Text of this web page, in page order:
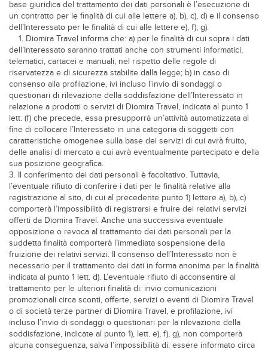
base giuridica del trattamento dei dati personali è l’esecuzione di
un contratto per le finalità di cui alle lettere a), b), c), d) e il consenso
dell’Interessato per le finalità di cui alle lettere e), f), g).
1. Diomira Travel informa che: a) per le finalità di cui sopra i dati
dell’Interessato saranno trattati anche con strumenti informatici,
telematici, cartacei e manuali, nel rispetto delle regole di
riservatezza e di sicurezza stabilite dalla legge; b) in caso di
consenso alla profilazione, ivi incluso l’invio di sondaggi o
questionari di rilevazione della soddisfazione dell’Interessato in
relazione a prodotti o servizi di Diomira Travel, indicata al punto 1
lett. (f) che precede, essa presupporrà un’attività automatizzata al
fine di collocare l’Interessato in una categoria di soggetti con
caratteristiche omogenee sulla base dei servizi di cui avrà fruito,
delle analisi di mercato a cui avrà eventualmente partecipato e della
sua posizione geografica.
3. Il conferimento dei dati personali è facoltativo. Tuttavia,
l’eventuale rifiuto di conferire i dati per le finalità relative alla
registrazione al sito, di cui al precedente punto 1) lettere a), b), c)
comporterà l’impossibilità di registrarsi e fruire dei relativi servizi
offerti da Diomira Travel. Anche una successiva eventuale
opposizione o revoca al trattamento dei dati personali per la
suddetta finalità comporterà l’immediata sospensione della
fruizione dei relativi servizi. Il consenso dell’Interessato non è
necessario per il trattamento dei dati in forma anonima per la finalità
indicata al punto 1 lett. d). L’eventuale rifiuto di acconsentire al
trattamento per le ulteriori finalità di: invio comunicazioni
promozionali circa sconti, offerte, servizi o eventi di Diomira Travel
o di società terze partner di Diomira Travel, e profilazione, ivi
incluso l’invio di sondaggi o questionari per la rilevazione della
soddisfazione, indicate al punto 1), lett. e), f), g), non comporterà
alcuna conseguenza, salva l’impossibilità di: essere informato circa